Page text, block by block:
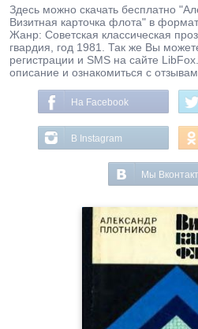
Здесь можно скачать бесплатно
Визитная карточка флота" в
Жанр: Советская классическая
гвардия, год 1981. Так же Вы
регистрации и SMS на сайте
описание и ознакомиться с
На Facebook
В Instagram
Мы